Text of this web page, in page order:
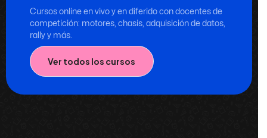
Cursos online en vivo y en diferido con docentes de
competición: motores, chasis, adquisición de datos,
rally y más.
Ver todos los cursos